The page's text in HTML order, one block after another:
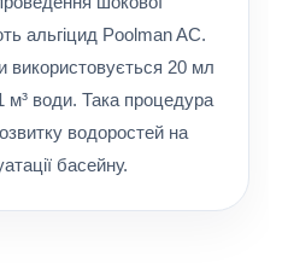
альгіцид Poolman AC.
використовується 20 мл
м³ води. Така процедура
водоростей на
басейну.